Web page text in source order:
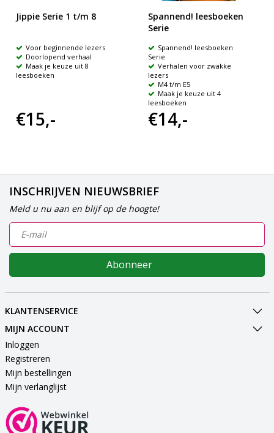
Jippie Serie 1 t/m 8
Voor beginnende lezers
Doorlopend verhaal
Maak je keuze uit 8
leesboeken
€15,-
Spannend! leesboeken
Serie
Spannend! leesboeken
Serie
Verhalen voor zwakke
lezers
M4 t/m E5
Maak je keuze uit 4
leesboeken
€14,-
INSCHRIJVEN NIEUWSBRIEF
Meld u nu aan en blijf op de hoogte!
Abonneer
KLANTENSERVICE
MIJN ACCOUNT
Inloggen
Registreren
Mijn bestellingen
Mijn verlanglijst